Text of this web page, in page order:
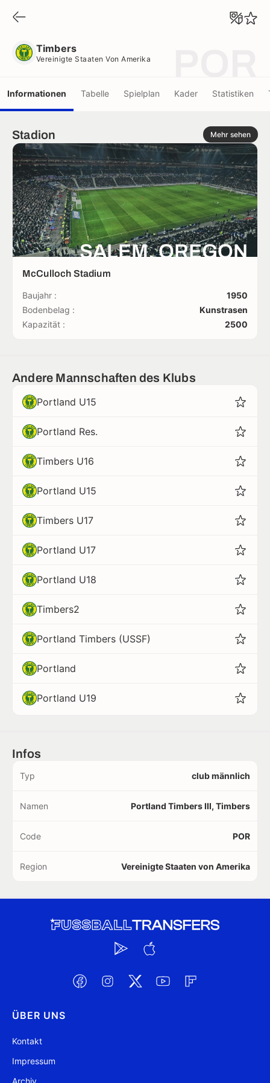
Timbers
Vereinigte Staaten Von Amerika
Informationen Tabelle Spielplan Kader Statistiken
Stadion Mehr sehen
SALEM, OREGON
McCulloch Stadium
Baujahr :
1950
Bodenbelag :
Kunstrasen
Kapazität :
2500
Andere Mannschaften des Klubs
Portland U15
Portland Res.
Timbers U16
Portland U15
Timbers U17
Portland U17
Portland U18
Timbers2
Portland Timbers (USSF)
Portland
Portland U19
Infos
Typ club männlich
Namen Portland Timbers III, Timbers
Code POR
Region Vereinigte Staaten von Amerika
ÜBER UNS
Kontakt
Impressum
Archiv